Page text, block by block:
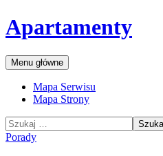
Przejdź
do
Apartamenty
Szukaj
Menu główne
Mapa Serwisu
Mapa Strony
Szukaj:
Porady